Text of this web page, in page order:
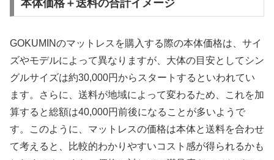
本体価格＋送料の合計イメージ
GOKUMINのマットレスを購入する際の本体価格は、サイ
ズやモデルによって異なりますが、大体の目安としてシン
グルサイズは約30,000円からスタートするといわれてい
ます。さらに、送料が地域によって変わるため、これを加
算すると総額は40,000円前後になることが多いようで
す。このように、マットレスの価格は本体と送料を合わせ
て考えると、比較的わかりやすいコスト感が得られるかも